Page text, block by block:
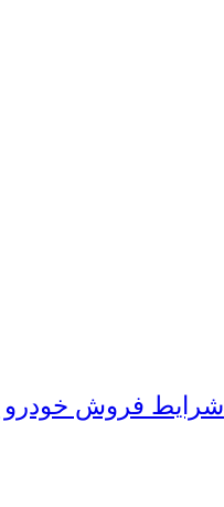
شرایط فروش خودرو